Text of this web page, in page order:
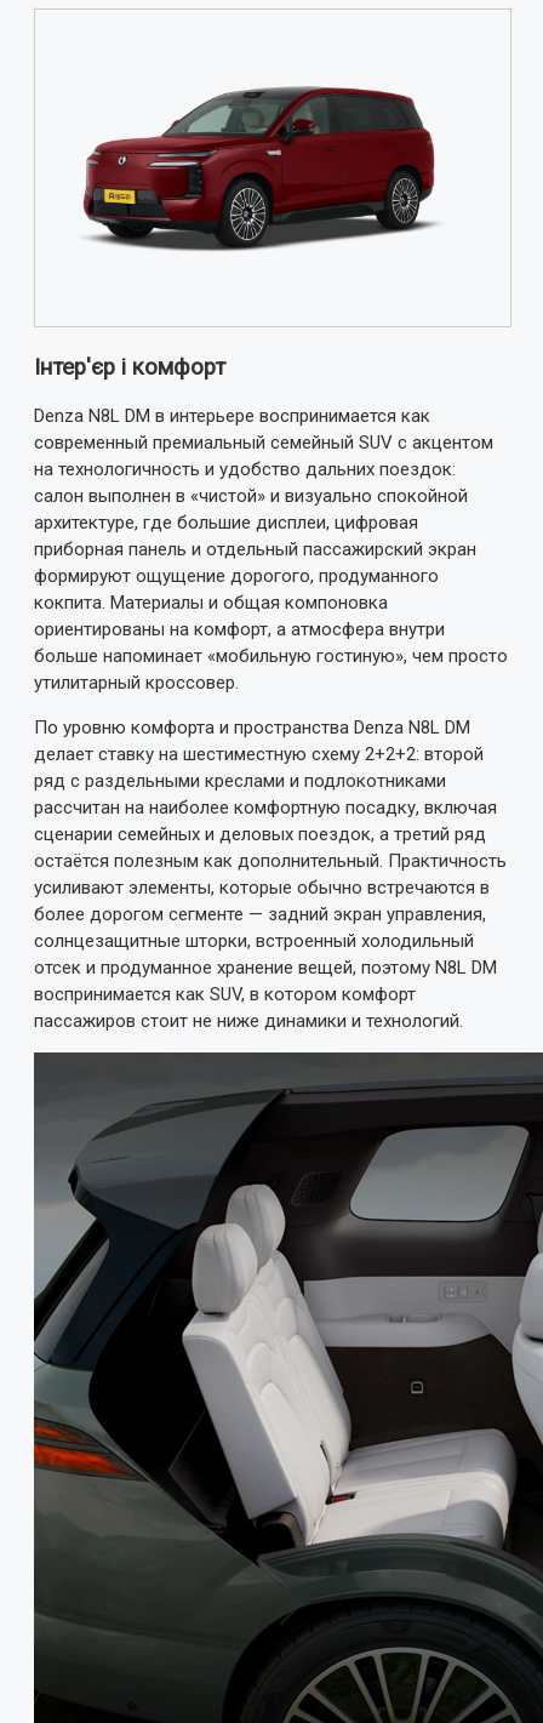
Примітка:HTML розмітка не підтримується!
Використовуйте звичайний текст.
Добре
Інтер'єр і комфорт
Denza N8L DM в интерьере воспринимается как
современный премиальный семейный SUV с акцентом
на технологичность и удобство дальних поездок:
салон выполнен в «чистой» и визуально спокойной
архитектуре, где большие дисплеи, цифровая
приборная панель и отдельный пассажирский экран
формируют ощущение дорогого, продуманного
кокпита. Материалы и общая компоновка
ориентированы на комфорт, а атмосфера внутри
больше напоминает «мобильную гостиную», чем просто
утилитарный кроссовер.
По уровню комфорта и пространства Denza N8L DM
делает ставку на шестиместную схему 2+2+2: второй
ряд с раздельными креслами и подлокотниками
рассчитан на наиболее комфортную посадку, включая
сценарии семейных и деловых поездок, а третий ряд
остаётся полезным как дополнительный. Практичность
усиливают элементы, которые обычно встречаются в
более дорогом сегменте — задний экран управления,
солнцезащитные шторки, встроенный холодильный
отсек и продуманное хранение вещей, поэтому N8L DM
воспринимается как SUV, в котором комфорт
пассажиров стоит не ниже динамики и технологий.